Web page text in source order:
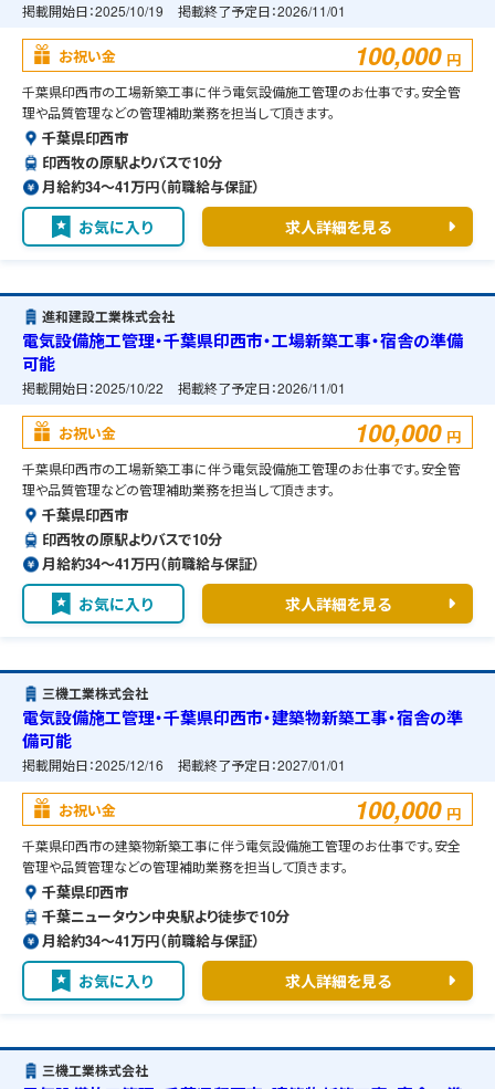
掲載開始日：2025/10/19 掲載終了予定日：2026/11/01
お祝い金 100,000 円
千葉県印西市の工場新築工事に伴う電気設備施工管理のお仕事です。安全管
理や品質管理などの管理補助業務を担当して頂きます。
千葉県印西市
印西牧の原駅よりバスで10分
月給約34〜41万円（前職給与保証）
お気に入り 求人詳細を見る
進和建設工業株式会社
電気設備施工管理・千葉県印西市・工場新築工事・宿舎の準備
可能
掲載開始日：2025/10/22 掲載終了予定日：2026/11/01
お祝い金 100,000 円
千葉県印西市の工場新築工事に伴う電気設備施工管理のお仕事です。安全管
理や品質管理などの管理補助業務を担当して頂きます。
千葉県印西市
印西牧の原駅よりバスで10分
月給約34〜41万円（前職給与保証）
お気に入り 求人詳細を見る
三機工業株式会社
電気設備施工管理・千葉県印西市・建築物新築工事・宿舎の準
備可能
掲載開始日：2025/12/16 掲載終了予定日：2027/01/01
お祝い金 100,000 円
千葉県印西市の建築物新築工事に伴う電気設備施工管理のお仕事です。安全
管理や品質管理などの管理補助業務を担当して頂きます。
千葉県印西市
千葉ニュータウン中央駅より徒歩で10分
月給約34〜41万円（前職給与保証）
お気に入り 求人詳細を見る
三機工業株式会社